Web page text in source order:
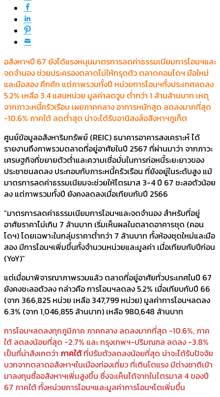
อสังหาฯปี 67 ยังได้แรงหนุนมาตรการลดค่าธรรมเนียมการโอนฯและ
จดจำนอง ช่วยประครองตลาดไม่ให้ทรุดตัว ตลาดคอนโดฯ มือใหม่
และมือสอง คึกคัก แต่ภาพรวมทั้งปี หน่วยการโอนฯทั้งประเทศลดลง
5.2% เหลือ 3.4 แสนหน่วย มูลค่าลดวูบ ต่ำกว่า 1 ล้านล้านบาท เหตุ
จากภาวะหนี้ครัวเรือน เผยภาคกลาง อาการหนักสุด ลดลงมากที่สุด
-10.6% ภาคใต้ ลดต่ำสุด น่าจะได้รับอานิสงส์อสังหาฯภูเก็ต
ศูนย์ข้อมูลอสังหาริมทรัพย์ (REIC) ธนาคารอาคารสงเคราะห์ ได้
รายงานถึงภาพรวมตลาดที่อยู่อาศัยในปี 2567 ที่ผ่านมาว่า จากภาวะ
เศรษฐกิจที่ขยายตัวต่ำและความเชื่อมั่นในการก่อหนี้ระยะยาวของ
ประชาชนลดลง ประกอบกับภาระหนี้ครัวเรือน ที่ยังอยู่ในระดับสูง แม้
มาตรการลดค่าธรรมเนียมจะช่วยให้ไตรมาส 3-4 ปี 67 ชะลอตัวน้อย
ลง แต่ภาพรวมทั้งปี ยังคงลดลงเมื่อเทียบกับปี 2566
“มาตรการลดค่าธรรมเนียมการโอนฯและจดจำนอง สำหรับที่อยู่
อาศัยราคาไม่เกิน 7 ล้านบาท เริ่มเห็นผลในตลาดอาคารชุด (คอน
โดฯ) โดยเฉพาะในกลุ่มราคาต่ำกว่า 7 ล้านบาท ทั้งห้องชุดใหม่และมือ
สอง มีการโอนฯเพิ่มขึ้นทั้งจำนวนหน่วยและมูลค่า เมื่อเทียบกับปีก่อน
(YoY)”
แต่เมื่อมาพิจารณาภาพรวมแล้ว ตลาดที่อยู่อาศัยทั่วประเทศในปี 67
ยังคงชะลอตัวลง กล่าวคือ การโอนฯลดลง 5.2% เมื่อเทียบกับปี 66
(จาก 366,825 หน่วย เหลือ 347,799 หน่วย) มูลค่าการโอนฯลดลง
6.3% (จาก 1,046,855 ล้านบาท) เหลือ 980,648 ล้านบาท
การโอนฯลดลงทุกภูมิภาค ภาคกลาง ลดลงมากที่สุด -10.6%, ภาค
ใต้ ลดลงน้อยที่สุด -2.7% และ กรุงเทพฯ-ปริมณฑล ลดลง -3.8%
เป็นที่น่าสังเกตว่า ภาคใต้ที่ปรับตัวลดลงน้อยที่สุด น่าจะได้รับปัจจัย
บวกจากตลาดอสังหาฯในเมืองท่องเที่ยว ที่เติบโตแรง มีต่างชาติเข้า
มาลงทุนซื้ออสังหาฯเพิ่มสูงขึ้น ซึ่งจะเห็นได้จากในไตรมาส 4 ของปี
67 ภาคใต้ ทั้งหน่วยการโอนฯและมูลค่าการโอนฯโตเพิ่มขึ้น